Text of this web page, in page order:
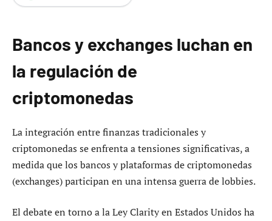
Bancos y exchanges luchan en
la regulación de
criptomonedas
La integración entre finanzas tradicionales y
criptomonedas se enfrenta a tensiones significativas, a
medida que los bancos y plataformas de criptomonedas
(exchanges) participan en una intensa guerra de lobbies.
El debate en torno a la Ley Clarity en Estados Unidos ha